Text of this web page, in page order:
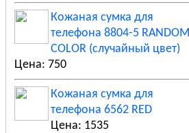
Кожаная сумка для
телефона 8804-5 RANDOM
COLOR (случайный цвет)
Цена: 750
Кожаная сумка для
телефона 6562 RED
Цена: 1535